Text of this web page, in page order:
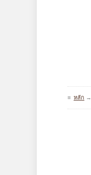
≡ หลัก →